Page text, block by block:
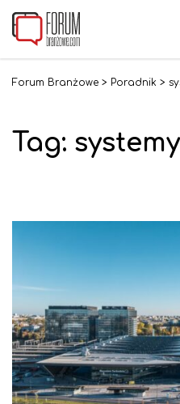
Forum Branżowe > Poradnik >
Tag: